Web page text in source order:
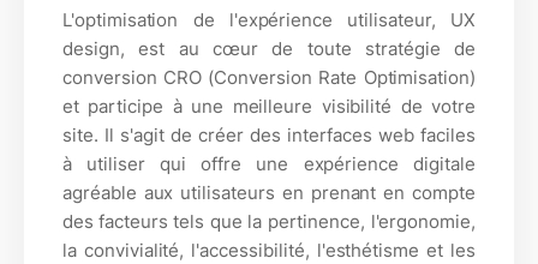
L'optimisation de l'expérience utilisateur, UX
design, est au cœur de toute stratégie de
conversion CRO (Conversion Rate Optimisation)
et participe à une meilleure visibilité de votre
site. Il s'agit de créer des interfaces web faciles
à utiliser qui offre une expérience digitale
agréable aux utilisateurs en prenant en compte
des facteurs tels que la pertinence, l'ergonomie,
la convivialité, l'accessibilité, l'esthétisme et les